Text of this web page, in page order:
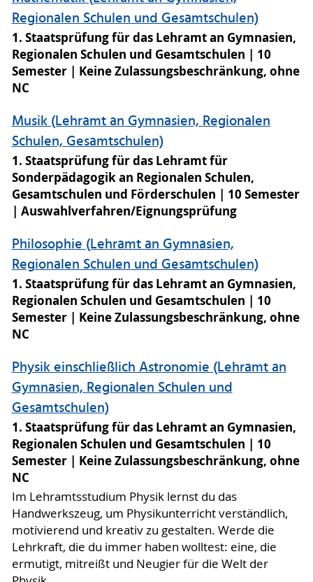
Regionalen Schulen und Gesamtschulen)
1. Staatsprüfung für das Lehramt an Gymnasien,
Regionalen Schulen und Gesamtschulen
10
Semester
Keine Zulassungsbeschränkung, ohne
NC
Musik (Lehramt an Gymnasien, Regionalen
Schulen, Gesamtschulen)
1. Staatsprüfung für das Lehramt für
Sonderpädagogik an Regionalen Schulen,
Gesamtschulen und Förderschulen
10 Semester
Auswahlverfahren/Eignungsprüfung
Philosophie (Lehramt an Gymnasien,
Regionalen Schulen und Gesamtschulen)
1. Staatsprüfung für das Lehramt an Gymnasien,
Regionalen Schulen und Gesamtschulen
10
Semester
Keine Zulassungsbeschränkung, ohne
NC
Physik einschließlich Astronomie (Lehramt an
Gymnasien, Regionalen Schulen und
Gesamtschulen)
1. Staatsprüfung für das Lehramt an Gymnasien,
Regionalen Schulen und Gesamtschulen
10
Semester
Keine Zulassungsbeschränkung, ohne
NC
Im Lehramtsstudium Physik lernst du das
Handwerkszeug, um Physikunterricht verständlich,
motivierend und kreativ zu gestalten. Werde die
Lehrkraft, die du immer haben wolltest: eine, die
ermutigt, mitreißt und Neugier für die Welt der